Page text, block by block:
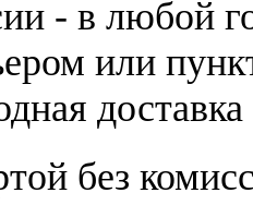
- в любой
или
без